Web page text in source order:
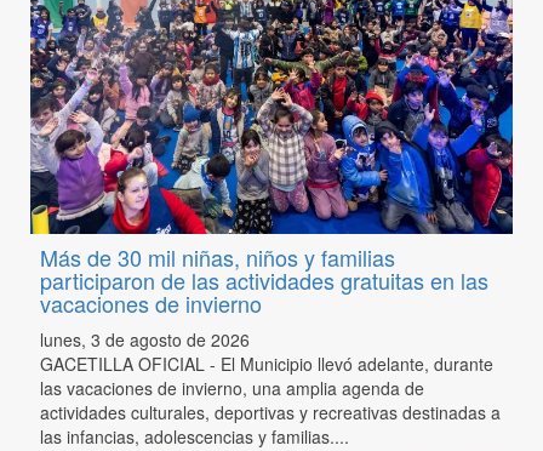
Más de 30 mil niñas, niños y familias
participaron de las actividades gratuitas en las
vacaciones de invierno
lunes, 3 de agosto de 2026
GACETILLA OFICIAL - El Municipio llevó adelante, durante
las vacaciones de invierno, una amplia agenda de
actividades culturales, deportivas y recreativas destinadas a
las infancias, adolescencias y familias....